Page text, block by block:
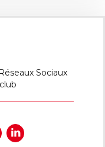
Sociaux